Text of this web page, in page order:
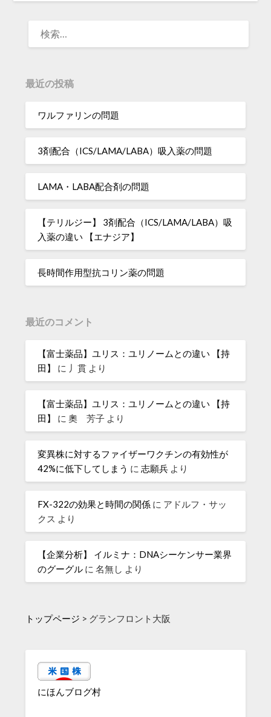
最近の投稿
ワルファリンの問題
3剤配合（ICS/LAMA/LABA）吸入薬の問題
LAMA・LABA配合剤の問題
【テリルジー】 3剤配合（ICS/LAMA/LABA）吸
入薬の違い 【エナジア】
長時間作用型抗コリン薬の問題
最近のコメント
【富士薬品】ユリス：ユリノームとの違い 【持
田】
に 丿貫 より
【富士薬品】ユリス：ユリノームとの違い 【持
田】
に奧 芳子 より
変異株に対するファイザーワクチンの有効性が
42%に低下してしまう に志願兵 より
FX-322の効果と時間の関係 に アドルフ・サッ
クス より
【企業分析】 イルミナ：DNAシーケンサー業界
のグーグル に名無し より
トップページ > グランフロント大阪
にほんブログ村